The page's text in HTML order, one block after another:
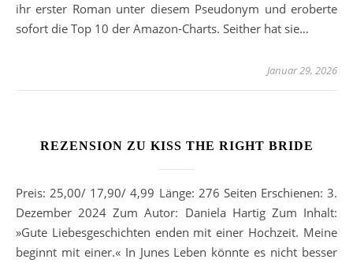
ihr erster Roman unter diesem Pseudonym und eroberte
sofort die Top 10 der Amazon-Charts. Seither hat sie…
Januar 29, 2026
REZENSION ZU KISS THE RIGHT BRIDE
Preis: 25,00/ 17,90/ 4,99 Länge: 276 Seiten Erschienen: 3.
Dezember 2024 Zum Autor: Daniela Hartig Zum Inhalt:
»Gute Liebesgeschichten enden mit einer Hochzeit. Meine
beginnt mit einer.« In Junes Leben könnte es nicht besser